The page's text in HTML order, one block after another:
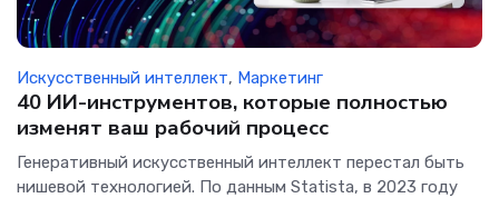
Искусственный интеллект, Маркетинг
40 ИИ-инструментов, которые полностью
изменят ваш рабочий процесс
Генеративный искусственный интеллект перестал быть
нишевой технологией. По данным Statista, в 2023 году